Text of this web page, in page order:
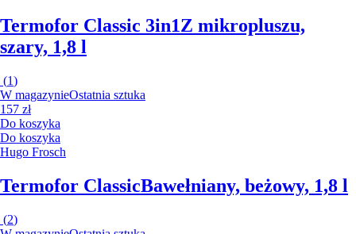
Termofor Classic 3in1Z mikropluszu,
szary, 1,8 l
(1)
W magazynieOstatnia sztuka
157 zł
Do koszyka
Do koszyka
Hugo Frosch
Termofor ClassicBawełniany, beżowy, 1,8 l
(2)